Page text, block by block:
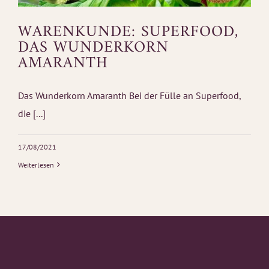
WARENKUNDE: SUPERFOOD,
DAS WUNDERKORN
AMARANTH
Das Wunderkorn Amaranth Bei der Fülle an Superfood,
die [...]
17/08/2021
Weiterlesen